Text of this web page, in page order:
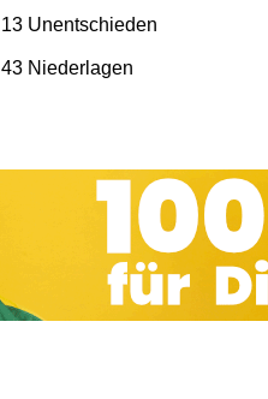
13 Unentschieden
43 Niederlagen